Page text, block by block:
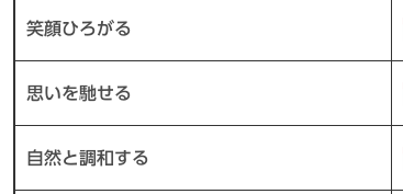
笑顔ひろがる
思いを馳せる
自然と調和する